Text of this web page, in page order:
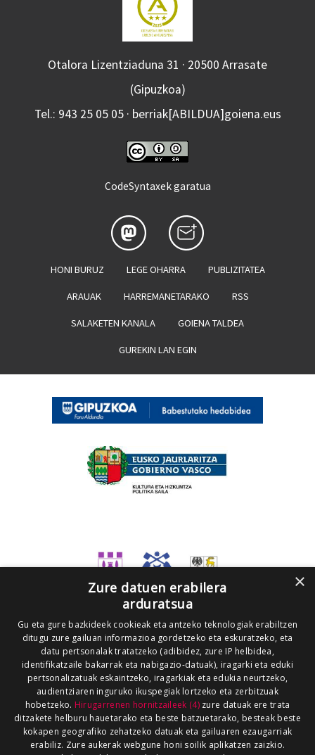
Otalora Lizentziaduna 31 · 20500 Arrasate
(Gipuzkoa)
Tel.: 943 25 05 05 · berriak[ABILDUA]goiena.eus
CodeSyntaxek garatua
HONI BURUZ LEGE OHARRA PUBLIZITATEA
ARAUAK HARREMANETARAKO RSS
SALAKETEN KANALA GOIENA TALDEA
GUREKIN LAN EGIN
×
Zure datuen erabilera
arduratsua
Gu eta gure bazkideek cookieak eta antzeko teknologiak erabiltzen
ditugu zure gailuan informazioa gordetzeko eta eskuratzeko, eta
datu pertsonalak tratatzeko (adibidez, zure IP helbidea,
identifikatzaile bakarrak eta nabigazio-datuak), iragarki eta eduki
pertsonalizatuak eskaintzeko, iragarkiak eta edukia neurtzeko,
audientziaren inguruko ikuspegiak lortzeko eta zerbitzuak
hobetzeko. Hirugarrenen hornitzaileek (4)zure datuak ere trata
ditzakete helburu hauetarako eta beste batzuetarako, besteak beste
kokapen geografiko zehatzeko datuak eta gailuaren ezaugarriak
erabiliz. Zure aukerak webgune honi soilik aplikatzen zaizkio.